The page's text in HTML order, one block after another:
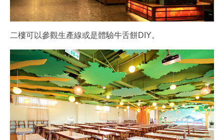
二樓可以參觀生產線或是體驗牛舌餅DIY。